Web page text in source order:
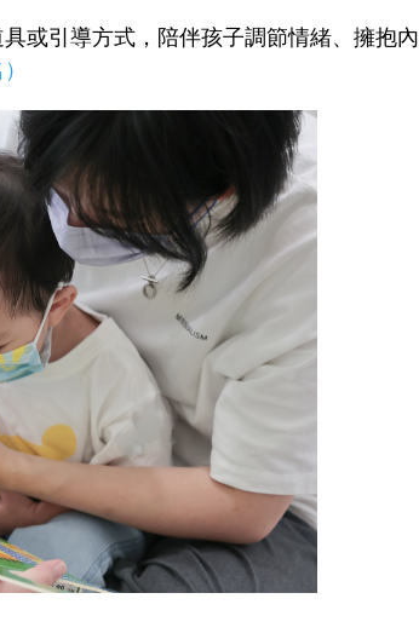
或引導方式，陪伴孩子調節情緒、擁抱內